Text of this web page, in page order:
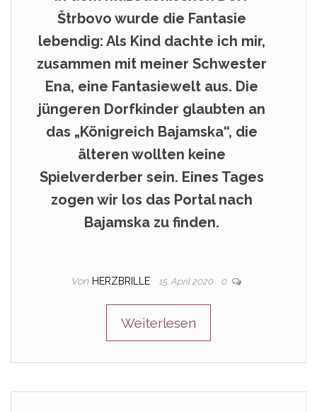
Štrbovo wurde die Fantasie
lebendig: Als Kind dachte ich mir,
zusammen mit meiner Schwester
Ena, eine Fantasiewelt aus. Die
jüngeren Dorfkinder glaubten an
das „Königreich Bajamska“, die
älteren wollten keine
Spielverderber sein. Eines Tages
zogen wir los das Portal nach
Bajamska zu finden.
Von HERZBRILLE 15. April 2020 0
Weiterlesen